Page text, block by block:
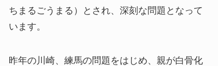
ちまるごうまる）とされ、深刻な問題となって
います。
昨年の川崎、練馬の問題をはじめ、親が白骨化